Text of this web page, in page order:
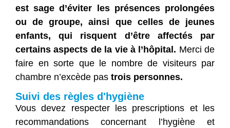
est sage d’éviter les présences prolongées
ou de groupe, ainsi que celles de jeunes
enfants, qui risquent d’être affectés par
certains aspects de la vie à l’hôpital. Merci de
faire en sorte que le nombre de visiteurs par
chambre n’excède pas trois personnes.
Suivi des règles d'hygiène
Vous devez respecter les prescriptions et les
recommandations concernant l’hygiène et